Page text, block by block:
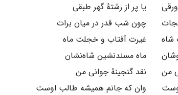
یا پر از رشتهٔ گهر طبقی
چون شب قدر در میان برات
شاه
غیرت آفتاب و خجلت ماه
ماه مسندنشین شاه‌نشان
من
نقد گنجینهٔ جوانی من
وان که جانم همیشه طالب اوست